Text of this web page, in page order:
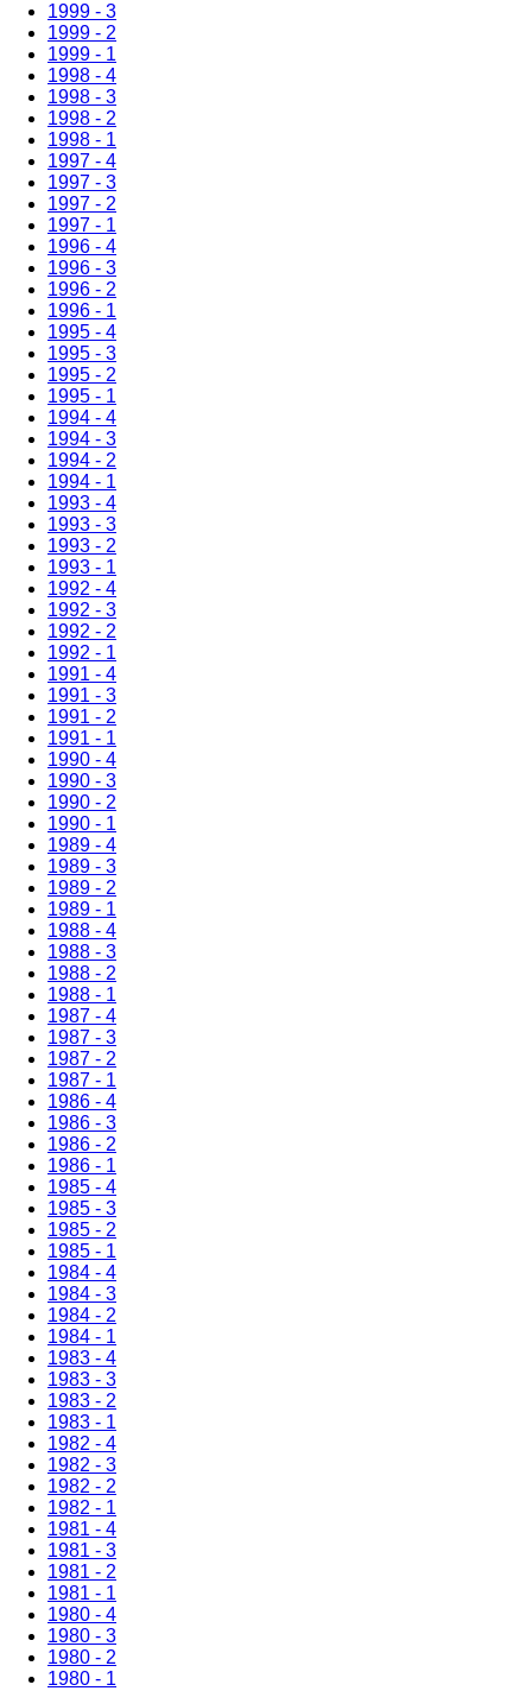
1999 - 3
1999 - 2
1999 - 1
1998 - 4
1998 - 3
1998 - 2
1998 - 1
1997 - 4
1997 - 3
1997 - 2
1997 - 1
1996 - 4
1996 - 3
1996 - 2
1996 - 1
1995 - 4
1995 - 3
1995 - 2
1995 - 1
1994 - 4
1994 - 3
1994 - 2
1994 - 1
1993 - 4
1993 - 3
1993 - 2
1993 - 1
1992 - 4
1992 - 3
1992 - 2
1992 - 1
1991 - 4
1991 - 3
1991 - 2
1991 - 1
1990 - 4
1990 - 3
1990 - 2
1990 - 1
1989 - 4
1989 - 3
1989 - 2
1989 - 1
1988 - 4
1988 - 3
1988 - 2
1988 - 1
1987 - 4
1987 - 3
1987 - 2
1987 - 1
1986 - 4
1986 - 3
1986 - 2
1986 - 1
1985 - 4
1985 - 3
1985 - 2
1985 - 1
1984 - 4
1984 - 3
1984 - 2
1984 - 1
1983 - 4
1983 - 3
1983 - 2
1983 - 1
1982 - 4
1982 - 3
1982 - 2
1982 - 1
1981 - 4
1981 - 3
1981 - 2
1981 - 1
1980 - 4
1980 - 3
1980 - 2
1980 - 1